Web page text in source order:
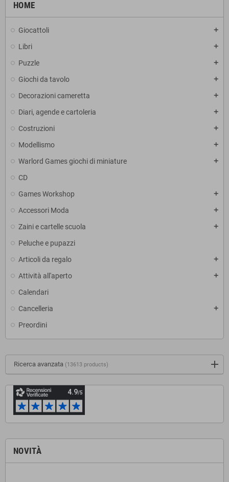
HOME
Giocattoli add
Libri add
Puzzle add
Giochi da tavolo add
Decorazioni cameretta add
Diari, agende e cartoleria add
Costruzioni add
Modellismo add
Warlord Games giochi di miniature add
CD
Games Workshop
add
Accessori Moda add
Zaini e cartelle scuola add
Peluche e pupazzi
Articoli da regalo
add
Attività all'aperto add
Calendari
Cancelleria
add
Preordini
Ricerca avanzata (13613 products)
NOVITÀ